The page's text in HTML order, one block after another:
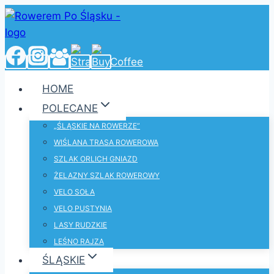
Przejdź
do
treści
HOME
POLECANE
„ŚLĄSKIE NA ROWERZE”
WIŚLANA TRASA ROWEROWA
SZLAK ORLICH GNIAZD
ŻELAZNY SZLAK ROWEROWY
VELO SOŁA
VELO PUSTYNIA
LASY RUDZKIE
LEŚNO RAJZA
ŚLĄSKIE